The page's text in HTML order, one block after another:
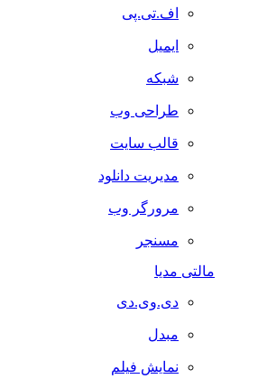
اف.تی.پی
ایمیل
شبکه
طراحی وب
قالب سایت
مدیریت دانلود
مرورگر وب
مسنجر
مالتی مدیا
دی.وی.دی
مبدل
نمایش فیلم